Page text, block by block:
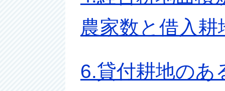
農家数と借入耕
6.貸付耕地のあ